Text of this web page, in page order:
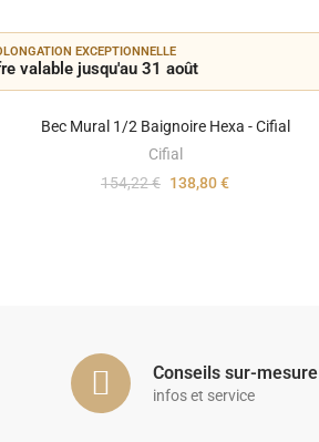
EXCEPTIONNELLE
valable jusqu'au 31 août
Bec Mural 1/2 Baignoire Hexa - Cifial
Cifial
154,22 € 138,80 €
Conseils sur-mesure
infos et service